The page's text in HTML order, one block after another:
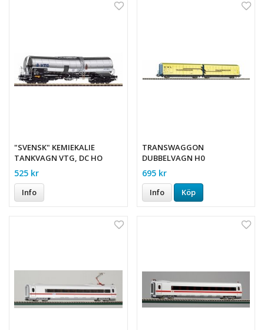
"SVENSK" KEMIEKALIE
TANKVAGN VTG, DC HO
525 kr
Info
TRANSWAGGON
DUBBELVAGN H0
695 kr
Info Köp